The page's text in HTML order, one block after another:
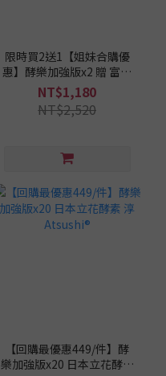
限時買2送1【姐妹合購優
惠】酵樂加強版x2 贈 富士
軽肌舒壓潔面乳x1 日本立
花酵素 淳ATSUSHI®
NT$1,180
NT$2,520
【回購最優惠449/件】酵
樂加強版x20 日本立花酵素